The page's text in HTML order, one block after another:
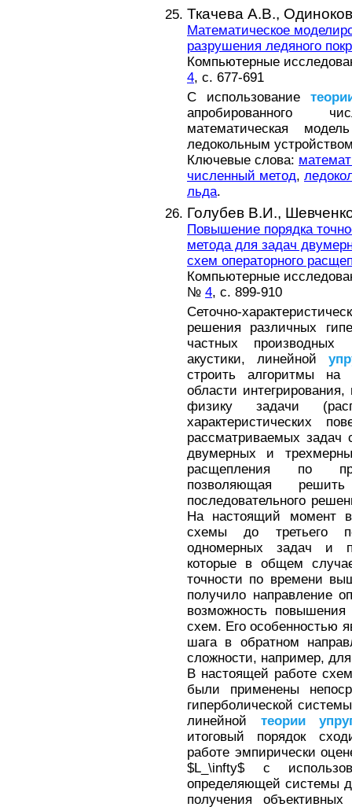
Ткачева А.В.,
Математическое
разрушения ледяного
Компьютерные
4, с. 677-691
С использование
апробированного
математическая
ледокольным
Ключевые слова:
численный метод,
льда.
Голубев В.И.,
Повышение порядка
метода для задач
схем операторного
Компьютерные
№ 4, с. 899-910
Сеточно-
решения различных
частных производных
акустики, линейной
строить алгоритмы на
области
физику задачи
характеристических
рассматриваемых задач
двумерных и
расщепления по
позволяющая
последовательного
На настоящий момент
схемы до третьего
одномерных задач и
которые в общем
точности по времени
получило направление
возможность
схем. Его особенностью
шага в обратном
сложности, например,
В настоящей работе
были применены
гиперболической
линейной теории
итоговый порядок
работе эмпирически
$L_\infty$ с
определяющей системы
получения